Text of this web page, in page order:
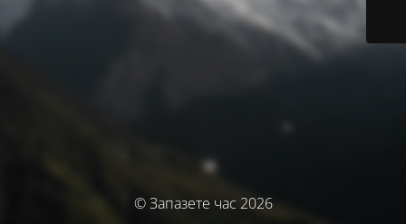
© Запазете час 2026